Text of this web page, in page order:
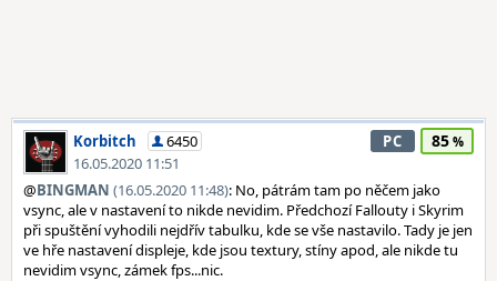
Korbitch
6450
16.05.2020 11:51
PC 85
@BINGMAN (16.05.2020 11:48): No, pátrám tam po něčem jako
vsync, ale v nastavení to nikde nevidim. Předchozí Fallouty i Skyrim
při spuštění vyhodili nejdřív tabulku, kde se vše nastavilo. Tady je jen
ve hře nastavení displeje, kde jsou textury, stíny apod, ale nikde tu
nevidim vsync, zámek fps...nic.